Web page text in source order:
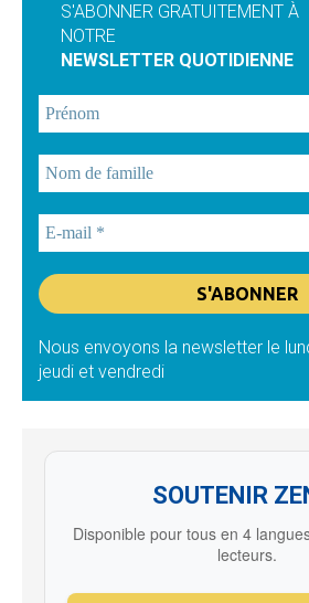
S'ABONNER GRATUITEMENT À
NOTRE
NEWSLETTER QUOTIDIENNE
Nous envoyons la newsletter le
jeudi et vendredi
SOUTENIR
Disponible pour tous en 4
lecteurs.